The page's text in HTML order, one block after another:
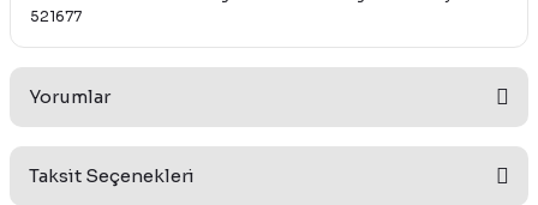
521677
Yorumlar
Taksit Seçenekleri